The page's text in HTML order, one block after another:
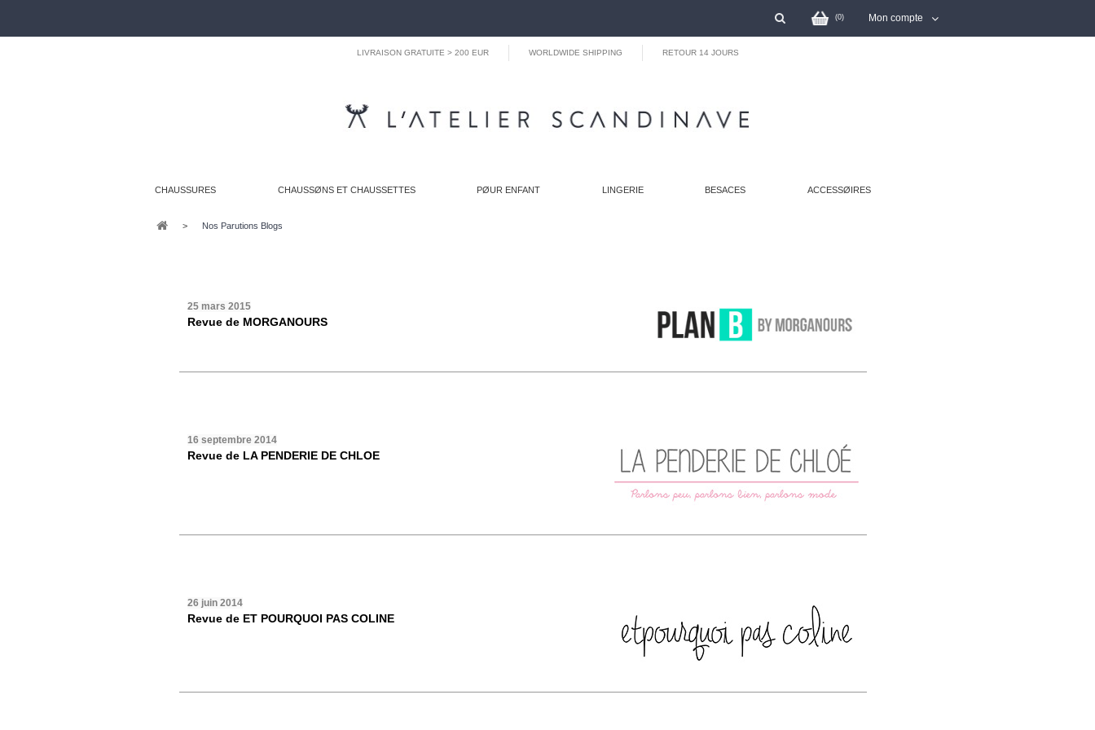
Mon compte
(0
LIVRAISON GRATUITE > 200 EUR WORLDWIDE SHIPPING RETOUR 14 JOURS
CHAUSSURES CHAUSSØNS ET CHAUSSETTES PØUR ENFANT LINGERIE BESACES ACCESSØIRES
> Nos Parutions Blogs
25 mars 2015
Revue de MORGANOURS
16 septembre 2014
Revue de LA PENDERIE DE CHLOE
26 juin 2014
Revue de ET POURQUOI PAS COLINE